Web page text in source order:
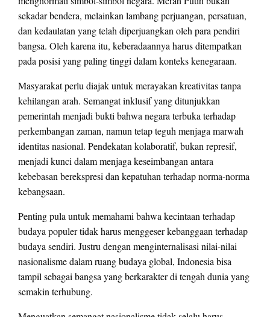
sekadar bendera, melainkan lambang perjuangan, persatuan,
dan kedaulatan yang telah diperjuangkan oleh para pendiri
bangsa. Oleh karena itu, keberadaannya harus ditempatkan
pada posisi yang paling tinggi dalam konteks kenegaraan.
Masyarakat perlu diajak untuk merayakan kreativitas tanpa
kehilangan arah. Semangat inklusif yang ditunjukkan
pemerintah menjadi bukti bahwa negara terbuka terhadap
perkembangan zaman, namun tetap teguh menjaga marwah
identitas nasional. Pendekatan kolaboratif, bukan represif,
menjadi kunci dalam menjaga keseimbangan antara
kebebasan berekspresi dan kepatuhan terhadap norma-norma
kebangsaan.
Penting pula untuk memahami bahwa kecintaan terhadap
budaya populer tidak harus menggeser kebanggaan terhadap
budaya sendiri. Justru dengan menginternalisasi nilai-nilai
nasionalisme dalam ruang budaya global, Indonesia bisa
tampil sebagai bangsa yang berkarakter di tengah dunia yang
semakin terhubung.